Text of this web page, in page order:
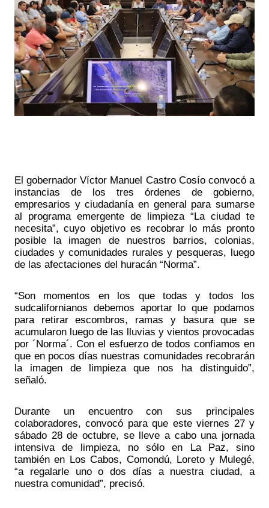
El gobernador Víctor Manuel Castro Cosío convocó a
instancias de los tres órdenes de gobierno,
empresarios y ciudadanía en general para sumarse
al programa emergente de limpieza “La ciudad te
necesita”, cuyo objetivo es recobrar lo más pronto
posible la imagen de nuestros barrios, colonias,
ciudades y comunidades rurales y pesqueras, luego
de las afectaciones del huracán “Norma”.
“Son momentos en los que todas y todos los
sudcalifornianos debemos aportar lo que podamos
para retirar escombros, ramas y basura que se
acumularon luego de las lluvias y vientos provocadas
por ´Norma´. Con el esfuerzo de todos confiamos en
que en pocos días nuestras comunidades recobrarán
la imagen de limpieza que nos ha distinguido”,
señaló.
Durante un encuentro con sus principales
colaboradores, convocó para que este viernes 27 y
sábado 28 de octubre, se lleve a cabo una jornada
intensiva de limpieza, no sólo en La Paz, sino
también en Los Cabos, Comondú, Loreto y Mulegé,
“a regalarle uno o dos días a nuestra ciudad, a
nuestra comunidad”, precisó.